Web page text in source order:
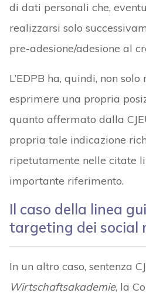
di dati personali che,
realizzarsi solo
pre-adesione/adesione al
L’EDPB ha, quindi, non
esprimere una propria
quanto affermato dalla
propria tale indicazione
ripetutamente nelle citate
importante riferimento.
Il caso della linea
targeting dei social
In un altro caso, sentenza
Wirtschaftsakademie, la